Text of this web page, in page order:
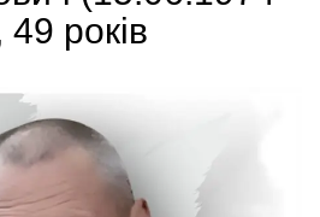
років